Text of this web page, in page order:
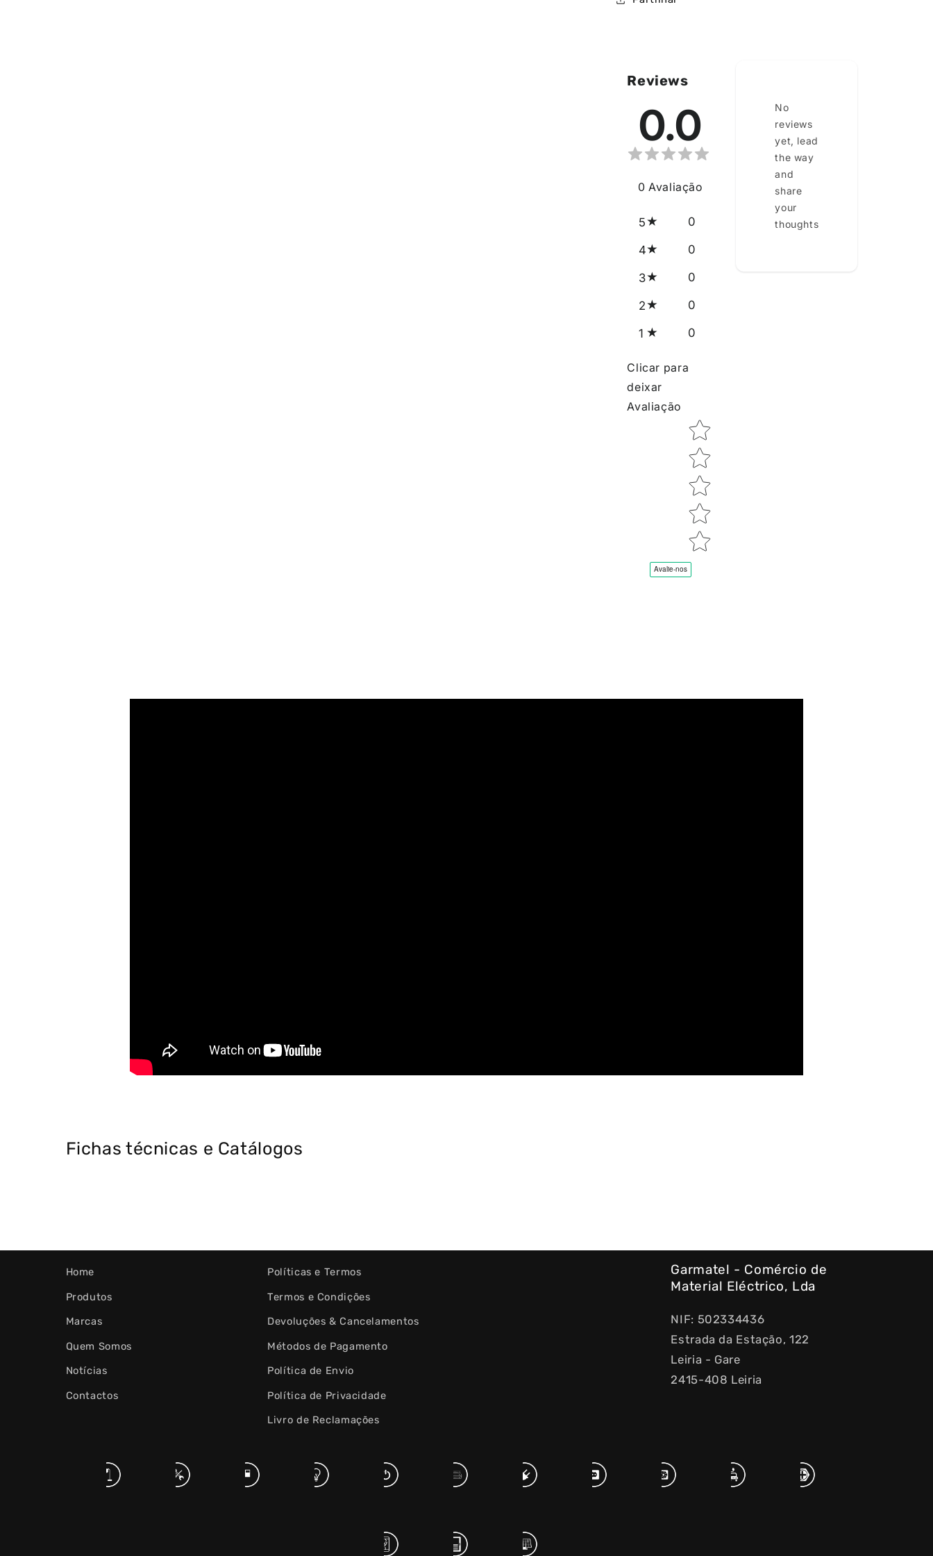
Reviews
0.0
0 Avaliação
5 0
4 0
3 0
2 0
1 0
Clicar para
deixar
Avaliação
Star rating
No
reviews
yet, lead
the way
and
share
your
thoughts
Fichas técnicas e Catálogos
Home
Produtos
Marcas
Quem Somos
Notícias
Contactos
Políticas e Termos
Termos e Condições
Devoluções & Cancelamentos
Métodos de Pagamento
Política de Envio
Política de Privacidade
Livro de Reclamações
Garmatel - Comércio de
Material Eléctrico, Lda
NIF: 502334436
Estrada da Estação, 122
Leiria - Gare
2415-408 Leiria